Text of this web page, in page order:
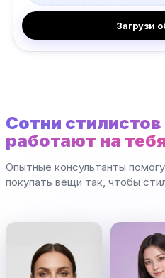
Загрузи
Сотни стилистов
работают на
Опытные консультанты
покупать вещи так, чтобы